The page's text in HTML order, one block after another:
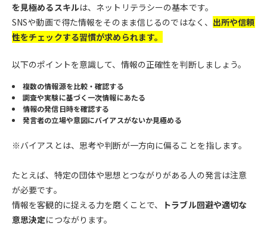
を見極めるスキルは、ネットリテラシーの基本です。
SNSや動画で得た情報をそのまま信じるのではなく、 出所や信頼
性をチェックする習慣が求められます。
以下のポイントを意識して、情報の正確性を判断しましょう。
複数の情報源を比較・確認する
調査や実験に基づく一次情報にあたる
情報の発信日時を確認する
発言者の立場や意図にバイアスがないか見極める
※バイアスとは、思考や判断が一方向に偏ることを指します。
たとえば、特定の団体や思想とつながりがある人の発言は注意
が必要です。
情報を客観的に捉える力を磨くことで、
トラブル回避や適切な
意思決定につながります。